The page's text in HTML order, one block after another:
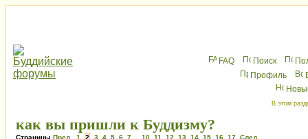
FAQ Поиск
Профиль
В этом
как вы пришли к Буддизму?
Страницы Пред. 1 2 3 4 5 6 7 10 11 12 13 14 15 16 17 След.